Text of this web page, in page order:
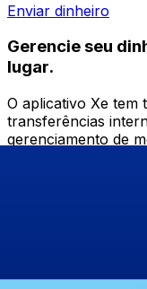
Enviar dinheiro
Gerencie seu
lugar.
O aplicativo Xe tem
transferências
gerenciamento de